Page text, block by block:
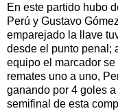
En este partido hubo
Perú y Gustavo
emparejado la llave
desde el punto penal;
equipo el marcador
remates uno a uno,
ganando por 4 goles
semifinal de esta